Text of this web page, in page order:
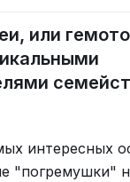
или
интересных
"погремушки"